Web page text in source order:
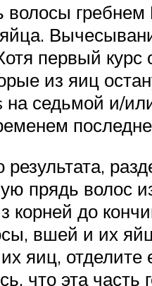
первый
из яиц
на седьмой и/
прядь волос
корней до
вшей и их
яиц,
что эта